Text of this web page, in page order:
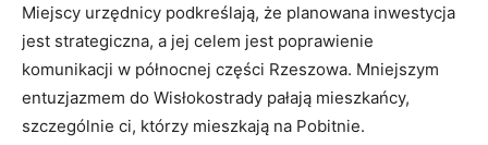
Miejscy urzędnicy podkreślają, że planowana inwestycja
jest strategiczna, a jej celem jest poprawienie
komunikacji w północnej części Rzeszowa. Mniejszym
entuzjazmem do Wisłokostrady pałają mieszkańcy,
szczególnie ci, którzy mieszkają na Pobitnie.